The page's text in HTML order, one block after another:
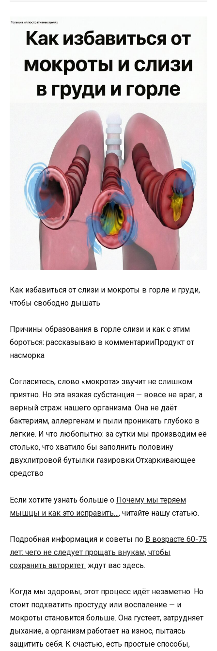
Как избавиться от слизи и мокроты в горле и груди,
чтобы свободно дышать
Причины образования в горле слизи и как с этим
бороться: рассказываю в комментарииПродукт от
насморка
Согласитесь, слово «мокрота» звучит не слишком
приятно. Но эта вязкая субстанция — вовсе не враг, а
верный страж нашего организма. Она не даёт
бактериям, аллергенам и пыли проникать глубоко в
лёгкие. И что любопытно: за сутки мы производим её
столько, что хватило бы заполнить половину
двухлитровой бутылки газировки.Отхаркивающее
средство
Если хотите узнать больше о Почему мы теряем
мышцы и как это исправить…, читайте нашу статью.
Подробная информация и советы по В возрасте 60-75
лет: чего не следует прощать внукам, чтобы
сохранить авторитет. ждут вас здесь.
Когда мы здоровы, этот процесс идёт незаметно. Но
стоит подхватить простуду или воспаление — и
мокроты становится больше. Она густеет, затрудняет
дыхание, а организм работает на износ, пытаясь
защитить себя. К счастью, есть простые способы,